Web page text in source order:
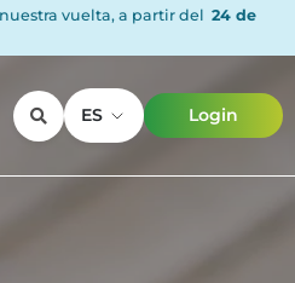
vuelta, a partir del 24 de
ES Login